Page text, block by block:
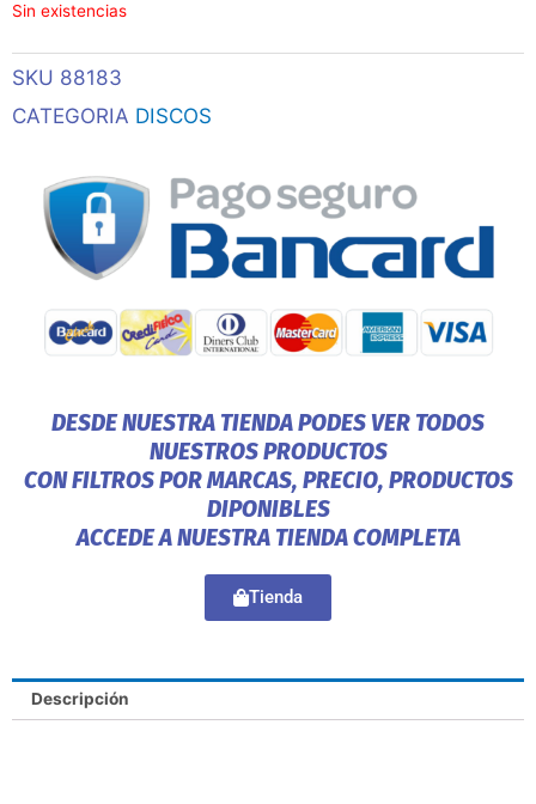
Sin existencias
SKU 88183
CATEGORIA DISCOS
DESDE NUESTRA TIENDA PODES VER TODOS
NUESTROS PRODUCTOS
CON FILTROS POR MARCAS, PRECIO, PRODUCTOS
DIPONIBLES
ACCEDE A NUESTRA TIENDA COMPLETA
Tienda
Descripción